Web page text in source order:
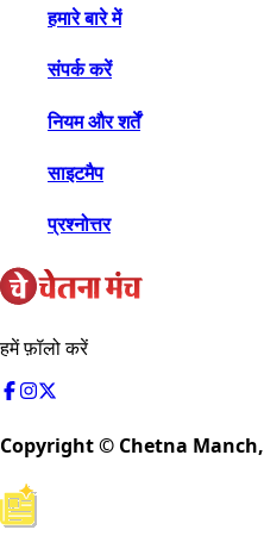
हमारे बारे में
संपर्क करें
नियम और शर्तें
साइटमैप
प्रश्नोत्तर
हमें फ़ॉलो करें
Copyright © Chetna Manch,